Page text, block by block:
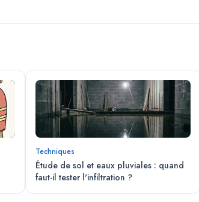
Techniques
Étude de sol et eaux pluviales : quand
faut-il tester l'infiltration ?